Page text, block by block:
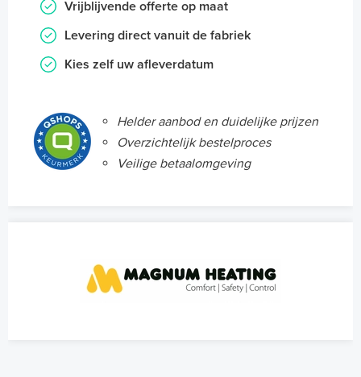
Vrijblijvende offerte op maat
Levering direct vanuit de fabriek
Kies zelf uw afleverdatum
Helder aanbod en duidelijke prijzen
Overzichtelijk bestelproces
Veilige betaalomgeving